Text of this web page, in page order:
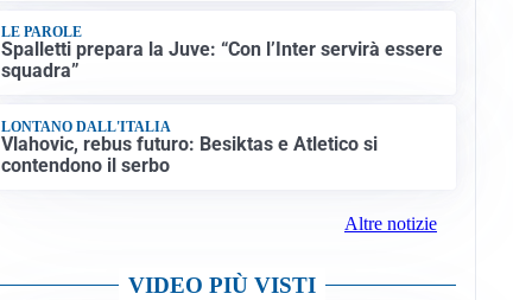
LE PAROLE
Spalletti prepara la Juve: “Con l’Inter servirà essere
squadra”
LONTANO DALL'ITALIA
Vlahovic, rebus futuro: Besiktas e Atletico si
contendono il serbo
Altre notizie
VIDEO PIÙ VISTI